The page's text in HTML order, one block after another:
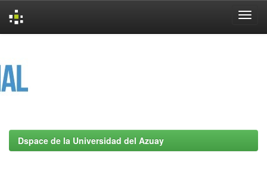
Dspace de la Universidad del Azuay